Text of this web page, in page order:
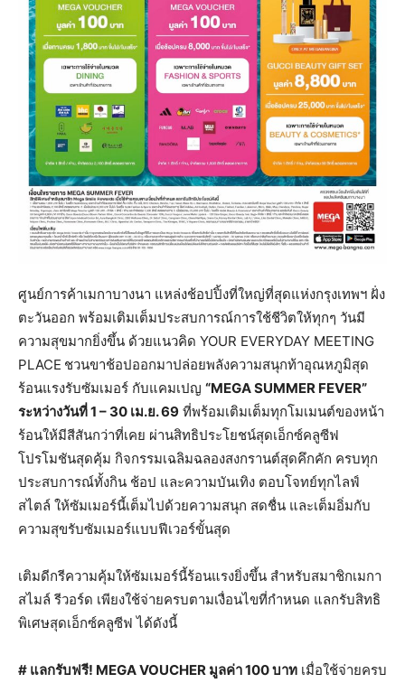
ศูนย์การค้าเมกาบางนา แหล่งช้อปปิ้งที่ใหญ่ที่สุดแห่งกรุงเทพฯ ฝั่ง
ตะวันออก พร้อมเติมเต็มประสบการณ์การใช้ชีวิตให้ทุกๆ วันมี
ความสุขมากยิ่งขึ้น ด้วยแนวคิด YOUR EVERYDAY MEETING
PLACE ชวนขาช้อปออกมาปล่อยพลังความสนุกท้าอุณหภูมิสุด
ร้อนแรงรับซัมเมอร์ กับแคมเปญ “MEGA SUMMER FEVER”
ระหว่างวันที่ 1 – 30 เม.ย. 69 ที่พร้อมเติมเต็มทุกโมเมนต์ของหน้า
ร้อนให้มีสีสันกว่าที่เคย ผ่านสิทธิประโยชน์สุดเอ็กซ์คลูซีฟ
โปรโมชันสุดคุ้ม กิจกรรมเฉลิมฉลองสงกรานต์สุดคึกคัก ครบทุก
ประสบการณ์ทั้งกิน ช้อป และความบันเทิง ตอบโจทย์ทุกไลฟ์
สไตล์ ให้ซัมเมอร์นี้เต็มไปด้วยความสนุก สดชื่น และเต็มอิ่มกับ
ความสุขรับซัมเมอร์แบบฟีเวอร์ขั้นสุด
เติมดีกรีความคุ้มให้ซัมเมอร์นี้ร้อนแรงยิ่งขึ้น สำหรับสมาชิกเมกา
สไมล์ รีวอร์ด เพียงใช้จ่ายครบตามเงื่อนไขที่กำหนด แลกรับสิทธิ
พิเศษสุดเอ็กซ์คลูซีฟ ได้ดังนี้
# แลกรับฟรี! MEGA VOUCHER มูลค่า 100 บาท เมื่อใช้จ่ายครบ